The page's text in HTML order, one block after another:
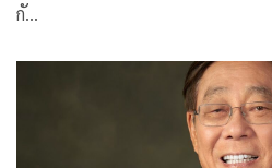
กั…